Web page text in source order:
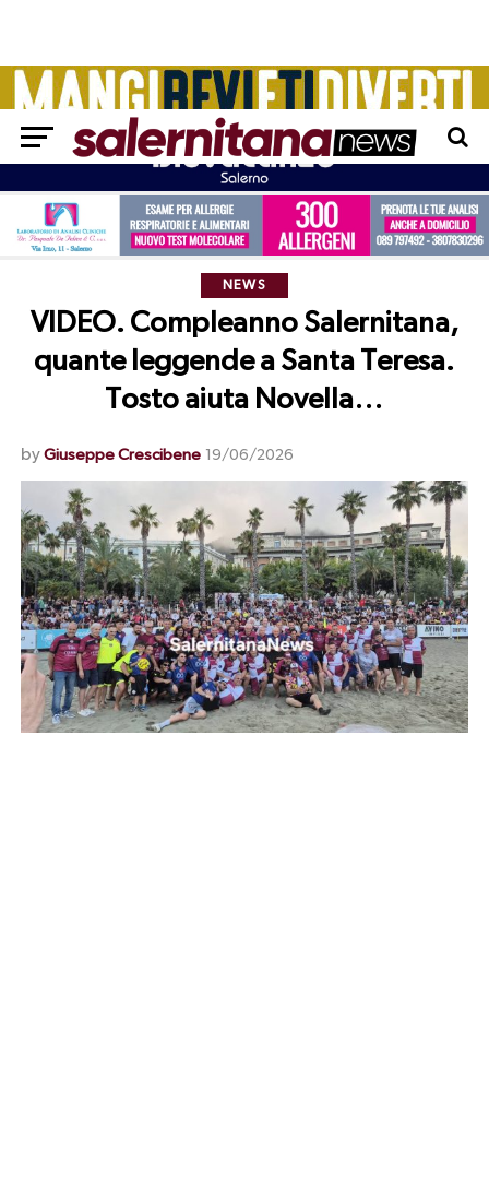
NEWS
VIDEO. Compleanno Salernitana,
quante leggende a Santa Teresa.
Tosto aiuta Novella…
by Giuseppe Crescibene 19/06/2026